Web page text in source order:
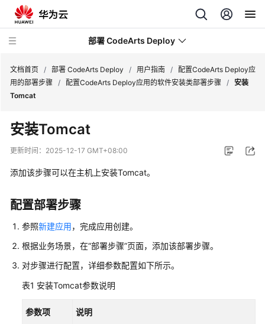
部署 CodeArts Deploy
新
动
态
产
介
绍
速
入
用
户
文档首页 / 部署 CodeArts Deploy / 用户指南 /
配置CodeArts Deploy应
用的部署步骤
/ 配置CodeArts Deploy应用的软件安装类部署步骤 / 安装
Tomcat
安装Tomcat
更新时间： 2025-12-17 GMT+08:00
添加该步骤可以在主机上安装Tomcat。
配置部署步骤
参照新建应用，完成应用创建。
根据业务场景，在“部署步骤”页面，添加该部署步骤。
对步骤进行配置，详细参数配置如下所示。
表1 安装Tomcat参数说明
参数项 说明